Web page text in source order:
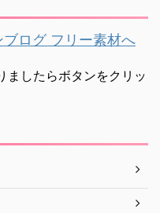
ましたらボタンをクリッ